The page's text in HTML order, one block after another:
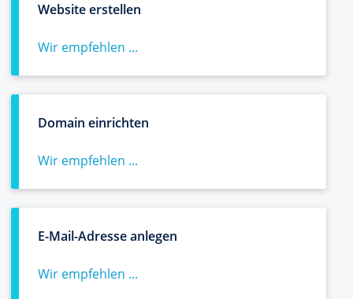
Website erstellen
Wir empfehlen ...
Domain einrichten
Wir empfehlen ...
E-Mail-Adresse anlegen
Wir empfehlen ...